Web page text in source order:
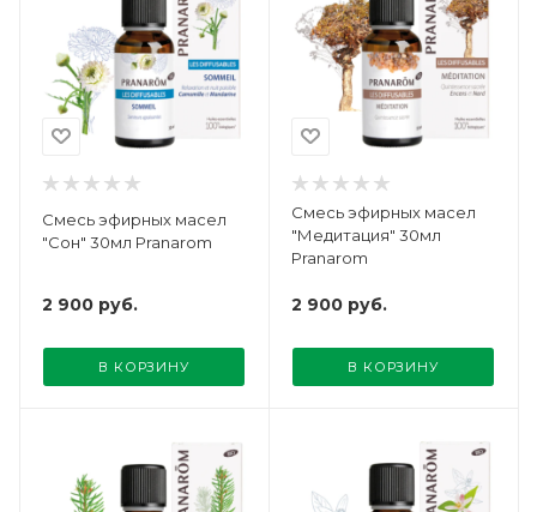
Смесь эфирных масел
"Сон" 30мл Pranarom
2 900 руб.
В КОРЗИНУ
Смесь эфирных масел
"Медитация" 30мл
Pranarom
2 900 руб.
В КОРЗИНУ